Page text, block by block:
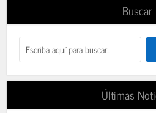
Buscar
Últimas